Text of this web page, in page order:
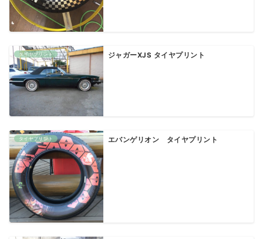
タイヤプリント ジャガーXJS タイヤプリント
タイヤプリント エバンゲリオン タイヤプリント